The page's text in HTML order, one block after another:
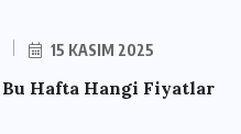
15 KASIM 2025
Hafta Hangi Fiyatlar